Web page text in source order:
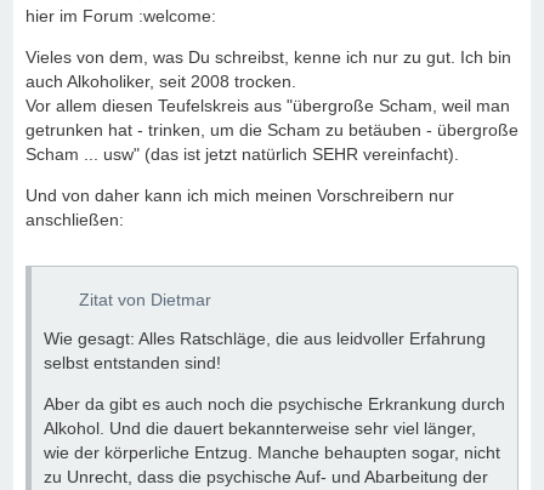
hier im Forum :welcome:
Vieles von dem, was Du schreibst, kenne ich nur zu gut. Ich bin
auch Alkoholiker, seit 2008 trocken.
Vor allem diesen Teufelskreis aus "übergroße Scham, weil man
getrunken hat - trinken, um die Scham zu betäuben - übergroße
Scham ... usw" (das ist jetzt natürlich SEHR vereinfacht).
Und von daher kann ich mich meinen Vorschreibern nur
anschließen:
Zitat von Dietmar
Wie gesagt: Alles Ratschläge, die aus leidvoller Erfahrung
selbst entstanden sind!
Aber da gibt es auch noch die psychische Erkrankung durch
Alkohol. Und die dauert bekannterweise sehr viel länger,
wie der körperliche Entzug. Manche behaupten sogar, nicht
zu Unrecht, dass die psychische Auf- und Abarbeitung der